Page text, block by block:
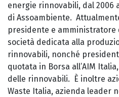
energie rinnovabili, dal 2006
di Assoambiente.
presidente e amministratore
società dedicata alla
rinnovabili, nonché
quotata in Borsa all’AIM
delle rinnovabili. È inoltre
Waste Italia, azienda leader